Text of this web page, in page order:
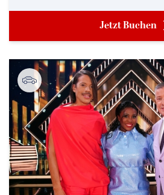
Jetzt Buchen